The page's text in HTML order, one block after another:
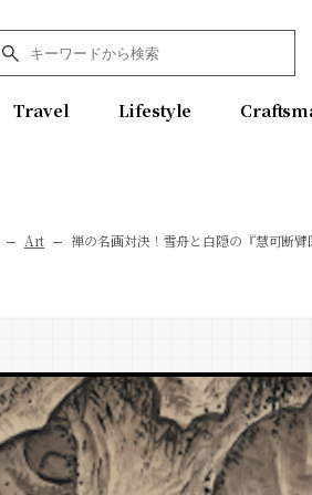
Travel Lifestyle
Art 禅の名画対決！雪舟と白隠の『慧可断